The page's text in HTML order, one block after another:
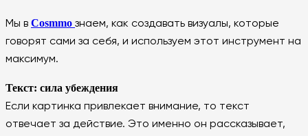
Мы в Cosmmo знаем, как создавать визуалы, которые
говорят сами за себя, и используем этот инструмент на
максимум.
Текст: сила убеждения
Если картинка привлекает внимание, то текст
отвечает за действие. Это именно он рассказывает,